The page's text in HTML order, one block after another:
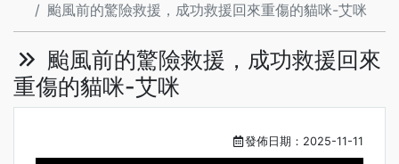
颱風前的驚險救援，成功救援回來重傷的貓咪-艾咪
颱風前的驚險救援，成功救援回來
重傷的貓咪-艾咪
發佈日期：2025-11-11